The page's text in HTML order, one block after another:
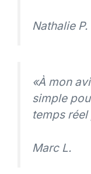
Nathalie P.
«À mon
simple
temps
Marc L.